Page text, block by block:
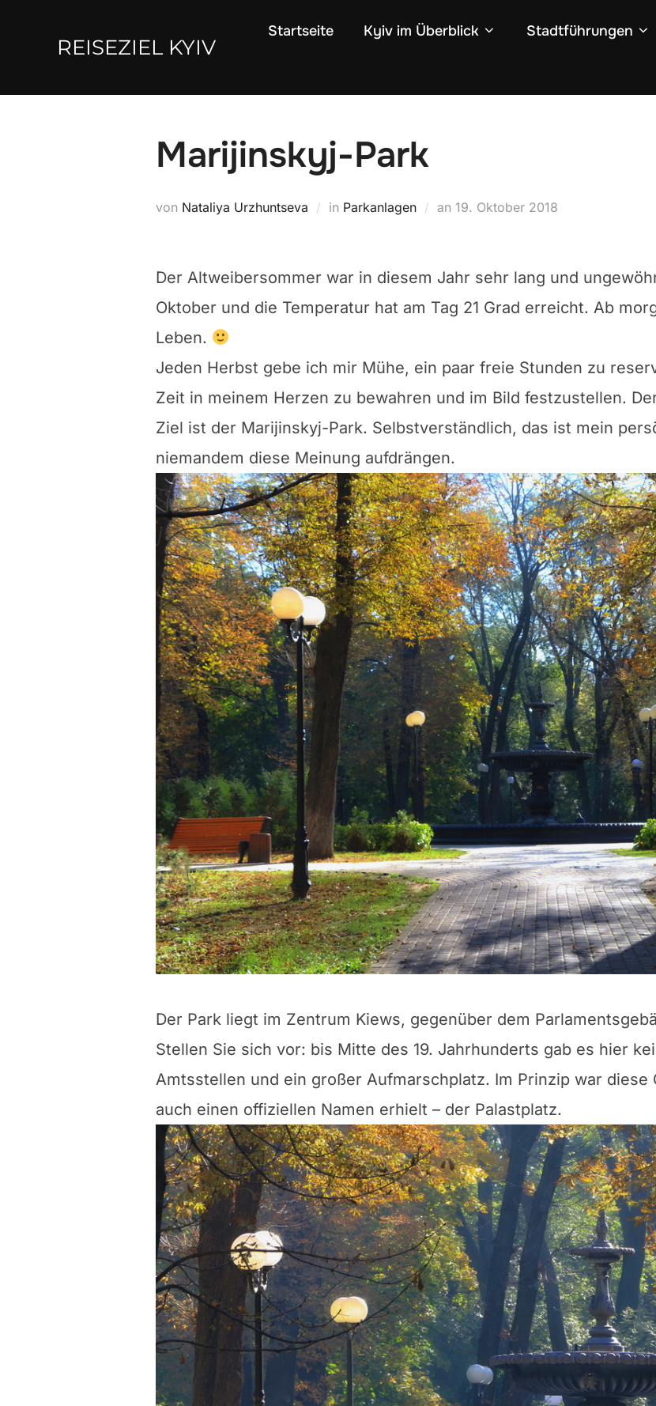
REISEZIEL KYIV
Startseite Kyiv im Überblick Stadtführungen
Marijinskyj-Park
von Nataliya Urzhuntseva in Parkanlagen an Veröffentlicht
19. Oktober 2018
Der Altweibersommer war in diesem Jahr sehr lang und
Oktober und die Temperatur hat am Tag 21 Grad erreicht. Ab
Leben.
Jeden Herbst gebe ich mir Mühe, ein paar freie Stunden zu
Zeit in meinem Herzen zu bewahren und im Bild festzustellen.
Ziel ist der Marijinskyj-Park. Selbstverständlich, das ist mein
niemandem diese Meinung aufdrängen.
Der Park liegt im Zentrum Kiews, gegenüber dem
Stellen Sie sich vor: bis Mitte des 19. Jahrhunderts gab es hier
Amtsstellen und ein großer Aufmarschplatz. Im Prinzip war diese
auch einen offiziellen Namen erhielt – der Palastplatz.